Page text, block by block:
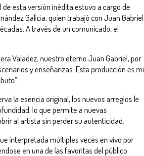
esta versión inédita estuvo a cargo de
Galicia, quien trabajó con Juan Gabriel
A través de un comunicado, el
Valadez, nuestro eterno Juan Gabriel, por
y enseñanzas. Esta producción es mi
la esencia original, los nuevos arreglos le
lo que permite a nuevas
al artista sin perder su autenticidad.
interpretada múltiples veces en vivo por
en una de las favoritas del público.